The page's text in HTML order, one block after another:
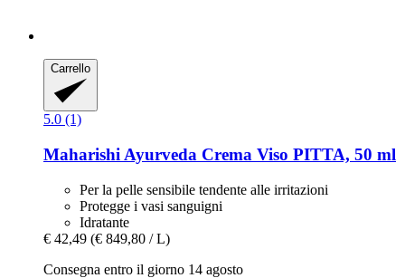
Carrello
5.0 (1)
Maharishi Ayurveda Crema Viso PITTA, 50 ml
Per la pelle sensibile tendente alle irritazioni
Protegge i vasi sanguigni
Idratante
€ 42,49 (€ 849,80 / L)
Consegna entro il giorno 14 agosto